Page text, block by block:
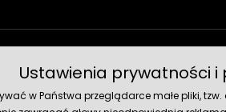
Ustawienia prywatności i
w Państwa przeglądarce małe pliki,